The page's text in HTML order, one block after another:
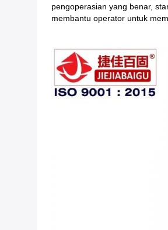
pengoperasian yang benar,
membantu operator untuk